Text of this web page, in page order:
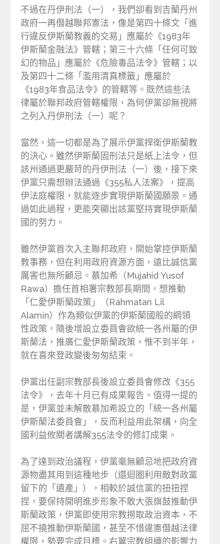
不過在丹伊刑法（一），我們卻看到吉蘭丹州
政府一再僭越聯邦憲法，像是第四十條文「進
行違反伊斯蘭教義的交易」應屬於《1983年
伊斯蘭金融法》管轄；第三十六條「任何可致
幻的物品」應屬於《危險毒品法令》管轄；以
及第四十二條「濫用清真標籤」應屬於
《1983年食品法令》的管轄等。既然這些法
律屬於聯邦政府管轄權限，為何伊黨卻無視將
之列入丹伊刑法（一）呢？
當然，這一切都是為了展示伊黨捍衛伊斯蘭教
的決心。雖然伊斯蘭固刑法只是紙上法令，但
該州通過更嚴苛的丹伊刑法（一）後，接下來
伊黨只需想辦法通過《355私人法案》，提高
伊法庭權限，就能逐步實現伊斯蘭國願景。通
過如此過程，更能突顯出該黨堅持實現伊斯蘭
國的努力。
雖然伊黨首次入主聯邦政府，開始掌控伊斯蘭
教事務，但在利用政府資源方面，遠比誠信黨
厲害也無所顧忌。慕加希（Mujahid Yusof
Rawa）擔任首相署宗教部長期間，想推動
「仁愛伊斯蘭政策」（Rahmatan Lil
Alamin）作為類似伊黨的伊斯蘭國般的綱領
性政策，隨後增設立委員會欲統一各州屬的伊
斯蘭法，推廣仁愛伊斯蘭政策，惟不到半年，
就在喜來登政變後匆匆結束。
伊黨出任副宗教部長後設立委員會修改《355
法令》，去年十月已有成果報告。值得一提的
是，伊黨並未解散慕加希設立的「統一各州屬
伊斯蘭法委員會」，反而利益用此架構，向全
國利益攸關者講解355法令的修訂成果。
為了達到政治議程，伊黨毫無顧忌地把政府資
源物盡其用到這種地步（還迴圈利用敵對政黨
留下的「遺產」），相較於誠信黨的扭扭捏
捏，要保持開明進步形象不敢大張旗鼓推動伊
斯蘭政策，伊黨即使用宗教撈取政治資本，不
屈不撓推動伊斯蘭國，甚至不惜違憲僭越法律
權限，勢要完成目標。右翼宗教組織的影響力